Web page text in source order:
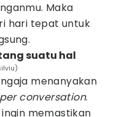
Maka
hari tepat untuk
suatu hal
menanyakan
conversation.
memastikan